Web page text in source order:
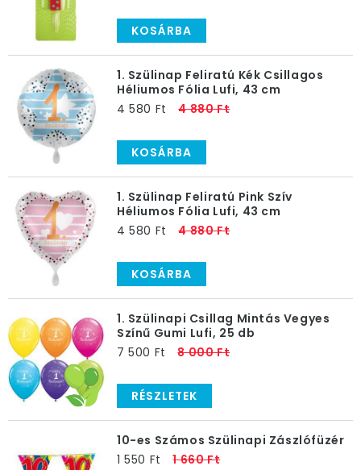
KOSÁRBA
1. Szülinap Feliratú Kék Csillagos
Héliumos Fólia Lufi, 43 cm
4 580 Ft
4 880 Ft
KOSÁRBA
1. Szülinap Feliratú Pink Szív
Héliumos Fólia Lufi, 43 cm
4 580 Ft
4 880 Ft
KOSÁRBA
1. Szülinapi Csillag Mintás Vegyes
Színű Gumi Lufi, 25 db
7 500 Ft
8 000 Ft
RÉSZLETEK
10-es Számos Szülinapi Zászlófüzér
1 550 Ft
1 660 Ft